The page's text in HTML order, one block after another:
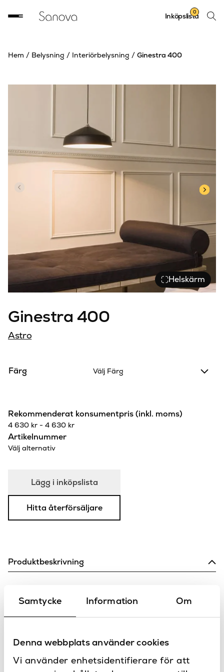
Samtycke Information Om
Denna webbplats använder cookies
Vi använder enhetsidentifierare för att
Sök
Inköpslista
0
Hem / Belysning / Interiörbelysning / Ginestra 400
Helskärm
Ginestra 400
Astro
Färg Välj Färg
Rekommenderat konsumentpris (inkl. moms)
4 630 kr - 4 630 kr
Artikelnummer
Välj alternativ
Lägg i inköpslista
Hitta återförsäljare
Produktbeskrivning
Taklampa i matt färg och med justerbar sladdlängd.
Dokument